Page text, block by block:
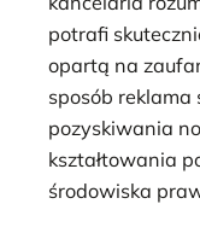
potrafi
opartą na
sposób reklama
pozyskiwania
kształtowania
środowiska